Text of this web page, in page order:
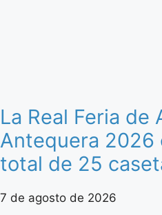
La Real Feria de
Antequera 2026
total de 25
7 de agosto de 2026